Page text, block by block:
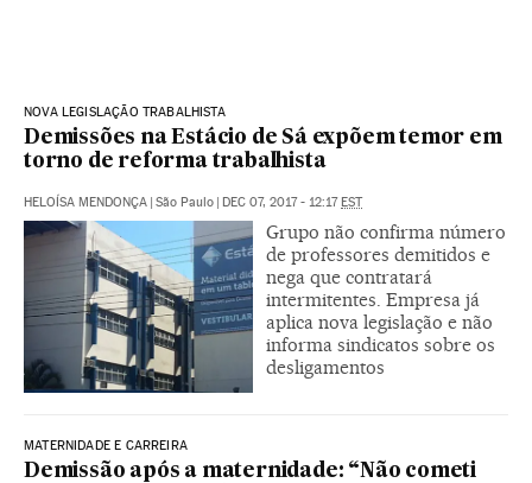
NOVA LEGISLAÇÃO TRABALHISTA
Demissões na Estácio de Sá expõem temor em
torno de reforma trabalhista
HELOÍSA MENDONÇA | São Paulo | DEC 07, 2017 - 12:17EST
Grupo não confirma número
de professores demitidos e
nega que contratará
intermitentes. Empresa já
aplica nova legislação e não
informa sindicatos sobre os
desligamentos
MATERNIDADE E CARREIRA
Demissão após a maternidade: “Não cometi